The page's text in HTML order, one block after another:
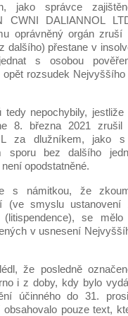
jako správce
CWNI DALIANNOL
oprávněný orgán zruší
dalšího) přestane v
s osobou
opět rozsudek
tedy nepochybily,
8. března 2021
L za dlužníkem, jako
sporu bez dalšího
opodstatněné.
s námitkou, že
(ve smyslu
(litispendence), se
v usnesení
že posledně
i z doby, kdy bylo
účinného do 31.
pouze text,